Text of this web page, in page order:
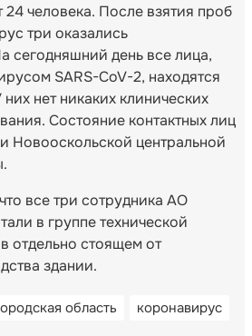
человека. После взятия проб
три оказались
сегодняшний день все лица,
SARS-CoV-2, находятся
нет никаких клинических
Состояние контактных лиц
Новооскольской центральной
все три сотрудника АО
в группе технической
отдельно стоящем от
здании.
область
коронавирус